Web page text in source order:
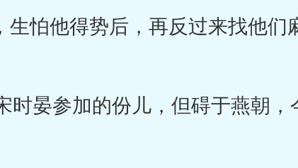
怕他得势后，再反过来找他们
晏参加的份儿，但碍于燕朝，